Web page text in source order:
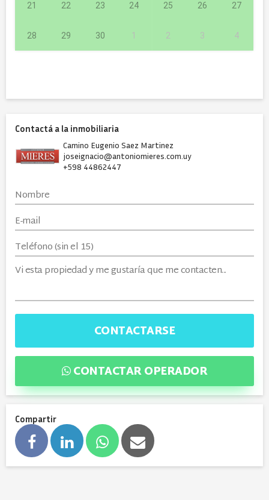
21 22 23 24 25 26 27
28 29 30 1 2 3 4
Contactá a la inmobiliaria
Camino Eugenio Saez Martinez
joseignacio@antoniomieres.com.uy
+598 44862447
CONTACTARSE
CONTACTAR OPERADOR
Compartir